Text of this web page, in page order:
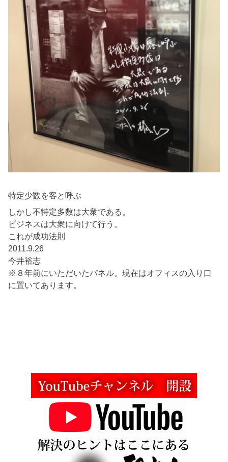
特定少数を客と呼ぶ
しかし不特定多数は大衆である。
ビジネスは大衆に向けて行う。
これが成功法則
2011.9.26
今井裕志
※８年前にいただいたパネル。現在はオフィスの入り口
に置いてあります。